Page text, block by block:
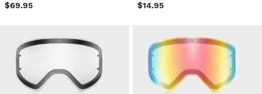
$69.95 $14.95